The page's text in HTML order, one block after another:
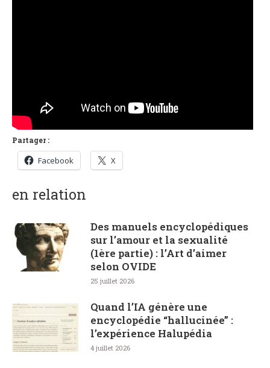
Partager :
Facebook X
en relation
Des manuels encyclopédiques
sur l’amour et la sexualité
(1ère partie) : l’Art d’aimer
selon OVIDE
25 juillet 2026
Quand l’IA génère une
encyclopédie “hallucinée” :
l’expérience Halupédia
4 juillet 2026